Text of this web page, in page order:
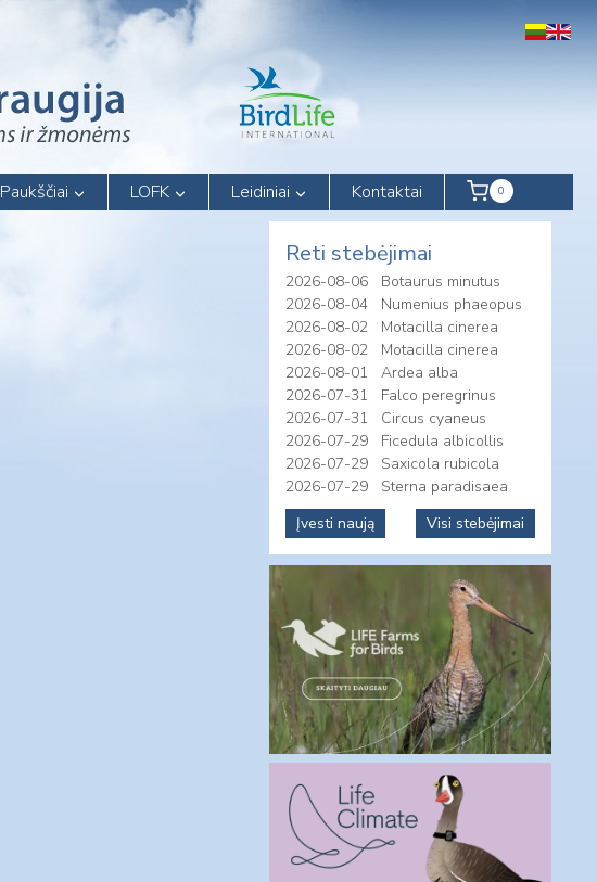
Paukščiai LOFK Leidiniai Kontaktai 0
Reti stebėjimai
2026-08-06
Botaurus minutus
2026-08-04
Numenius phaeopus
2026-08-02
Motacilla cinerea
2026-08-02
Motacilla cinerea
2026-08-01
Ardea alba
2026-07-31
Falco peregrinus
2026-07-31
Circus cyaneus
2026-07-29
Ficedula albicollis
2026-07-29
Saxicola rubicola
2026-07-29
Sterna paradisaea
Įvesti naują
Visi stebėjimai